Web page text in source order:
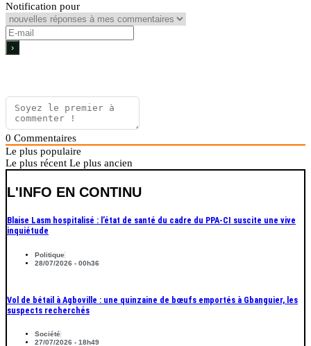
Notification pour
0 Commentaires
Le plus populaire
Le plus récent Le plus ancien
L'INFO EN CONTINU
Blaise Lasm hospitalisé : l’état de santé du cadre du PPA-CI suscite une vive
inquiétude
Politique
28/07/2026 - 00h36
Vol de bétail à Agboville : une quinzaine de bœufs emportés à Gbanguier, les
suspects recherchés
Société
27/07/2026 - 18h49